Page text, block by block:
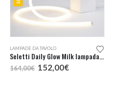
LAMPADE DA TAVOLO
Seletti Daily Glow Milk lampada tavolo
164,00€ Il
prezzo
152,00€Il